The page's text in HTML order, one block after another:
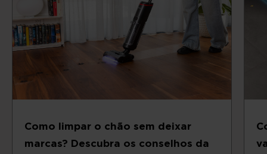
Como limpar o chão sem deixar
marcas? Descubra os conselhos da